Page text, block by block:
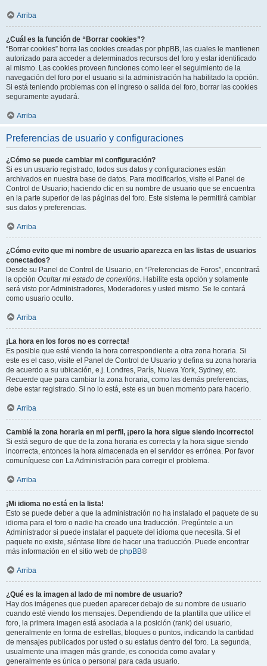
Arriba
¿Cuál es la función de “Borrar cookies”?
“Borrar cookies” borra las cookies creadas por phpBB, las cuales le mantienen
autorizado para acceder a determinados recursos del foro y estar identificado
al mismo. Las cookies proveen funciones como leer el seguimiento de la
navegación del foro por el usuario si la administración ha habilitado la opción.
Si está teniendo problemas con el ingreso o salida del foro, borrar las cookies
seguramente ayudará.
Arriba
Preferencias de usuario y configuraciones
¿Cómo se puede cambiar mi configuración?
Si es un usuario registrado, todos sus datos y configuraciones están
archivados en nuestra base de datos. Para modificarlos, visite el Panel de
Control de Usuario; haciendo clic en su nombre de usuario que se encuentra
en la parte superior de las páginas del foro. Este sistema le permitirá cambiar
sus datos y preferencias.
Arriba
¿Cómo evito que mi nombre de usuario aparezca en las listas de usuarios
conectados?
Desde su Panel de Control de Usuario, en “Preferencias de Foros”, encontrará
la opción Ocultar mi estado de conexións. Habilite esta opción y solamente
será visto por Administradores, Moderadores y usted mismo. Se le contará
como usuario oculto.
Arriba
¡La hora en los foros no es correcta!
Es posible que esté viendo la hora correspondiente a otra zona horaria. Si
este es el caso, visite el Panel de Control de Usuario y defina su zona horaria
de acuerdo a su ubicación, e.j. Londres, París, Nueva York, Sydney, etc.
Recuerde que para cambiar la zona horaria, como las demás preferencias,
debe estar registrado. Si no lo está, este es un buen momento para hacerlo.
Arriba
Cambié la zona horaria en mi perfil, ¡pero la hora sigue siendo incorrecto!
Si está seguro de que de la zona horaria es correcta y la hora sigue siendo
incorrecta, entonces la hora almacenada en el servidor es errónea. Por favor
comuníquese con La Administración para corregir el problema.
Arriba
¡Mi idioma no está en la lista!
Esto se puede deber a que la administración no ha instalado el paquete de su
idioma para el foro o nadie ha creado una traducción. Pregúntele a un
Administrador si puede instalar el paquete del idioma que necesita. Si el
paquete no existe, siéntase libre de hacer una traducción. Puede encontrar
más información en el sitio web de phpBB®
Arriba
¿Qué es la imagen al lado de mi nombre de usuario?
Hay dos imágenes que pueden aparecer debajo de su nombre de usuario
cuando esté viendo los mensajes. Dependiendo de la plantilla que utilice el
foro, la primera imagen está asociada a la posición (rank) del usuario,
generalmente en forma de estrellas, bloques o puntos, indicando la cantidad
de mensajes publicados por usted o su estatus dentro del foro. La segunda,
usualmente una imagen más grande, es conocida como avatar y
generalmente es única o personal para cada usuario.